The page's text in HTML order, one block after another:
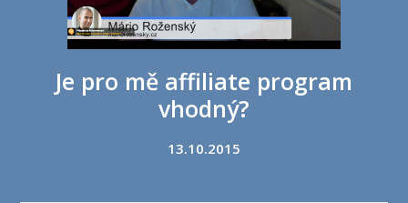
Je pro mě affiliate program
vhodný?
13.10.2015